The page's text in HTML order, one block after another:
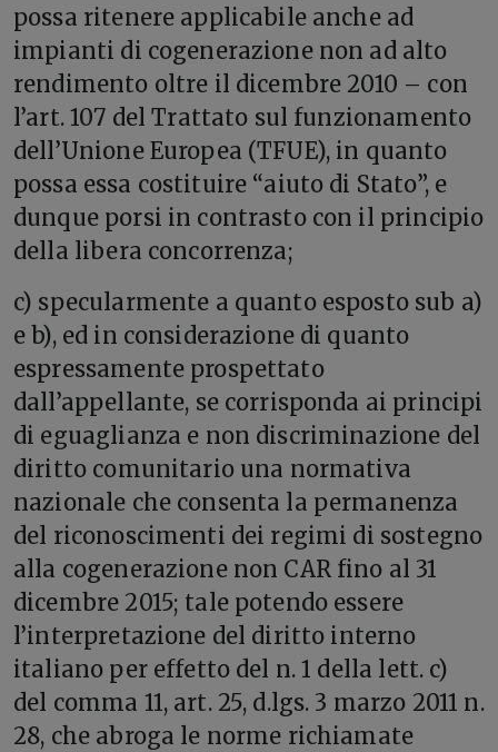
possa ritenere applicabile anche ad
impianti di cogenerazione non ad alto
rendimento oltre il dicembre 2010 – con
l’art. 107 del Trattato sul funzionamento
dell’Unione Europea (TFUE), in quanto
possa essa costituire “aiuto di Stato”, e
dunque porsi in contrasto con il principio
della libera concorrenza;
c) specularmente a quanto esposto sub a)
e b), ed in considerazione di quanto
espressamente prospettato
dall’appellante, se corrisponda ai principi
di eguaglianza e non discriminazione del
diritto comunitario una normativa
nazionale che consenta la permanenza
del riconoscimenti dei regimi di sostegno
alla cogenerazione non CAR fino al 31
dicembre 2015; tale potendo essere
l’interpretazione del diritto interno
italiano per effetto del n. 1 della lett. c)
del comma 11, art. 25, d.lgs. 3 marzo 2011 n.
28, che abroga le norme richiamate